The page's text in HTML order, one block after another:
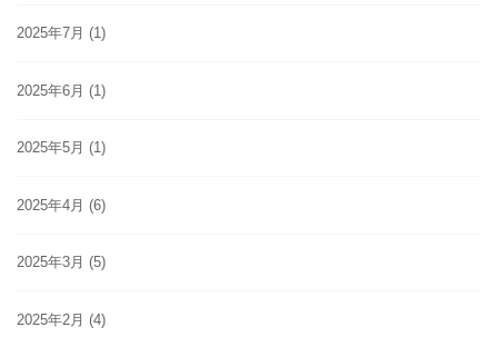
2025年7月 (1)
2025年6月 (1)
2025年5月 (1)
2025年4月 (6)
2025年3月 (5)
2025年2月 (4)